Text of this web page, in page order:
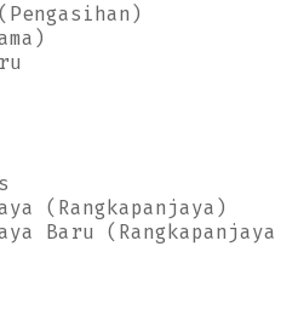
(Rangkapanjaya)
Baru (Rangkapanjaya